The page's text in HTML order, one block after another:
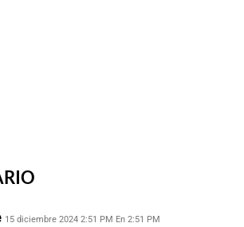
15 diciembre 2024 2:51 PM En 2:51 PM